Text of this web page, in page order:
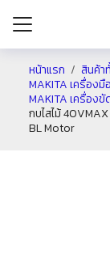
หน้าแรก สินค้า
MAKITA เครื่องมื
MAKITA เครื่องขั
กบไสไม้
BL Motor